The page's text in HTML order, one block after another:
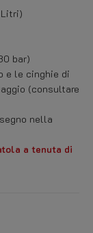
bar)
e le cinghie di
(consultare
nella
a tenuta di